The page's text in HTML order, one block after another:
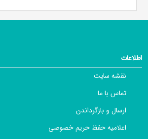
اطلاعات
نقشه سایت
تماس با ما
ارسال و بازگرداندن
اعلامیه حفظ حریم خصوصی